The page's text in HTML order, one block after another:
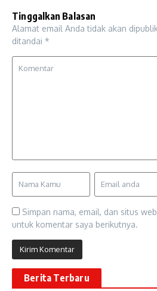
Tinggalkan Balasan
Alamat email Anda tidak akan
ditandai *
Simpan nama, email, dan situs
untuk komentar saya berikutnya.
Berita Terbaru